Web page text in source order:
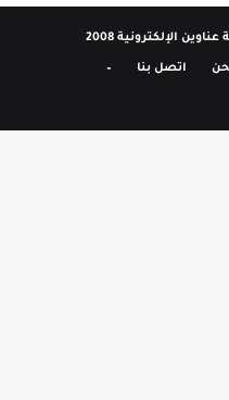
الإلكترونية 2008
اتصل بنا –